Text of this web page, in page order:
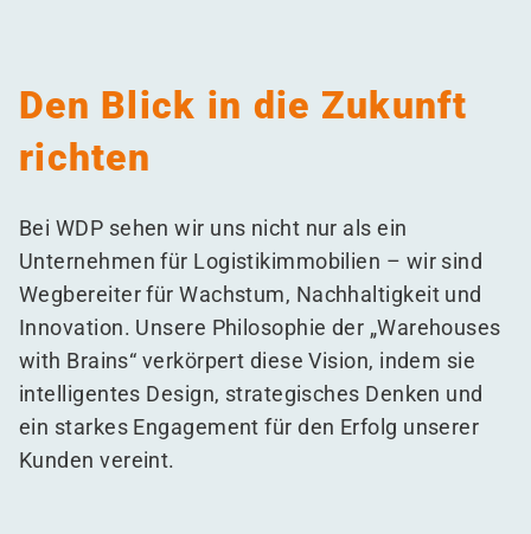
Den Blick in die Zukunft
richten
Bei WDP sehen wir uns nicht nur als ein
Unternehmen für Logistikimmobilien – wir sind
Wegbereiter für Wachstum, Nachhaltigkeit und
Innovation. Unsere Philosophie der „Warehouses
with Brains“ verkörpert diese Vision, indem sie
intelligentes Design, strategisches Denken und
ein starkes Engagement für den Erfolg unserer
Kunden vereint.